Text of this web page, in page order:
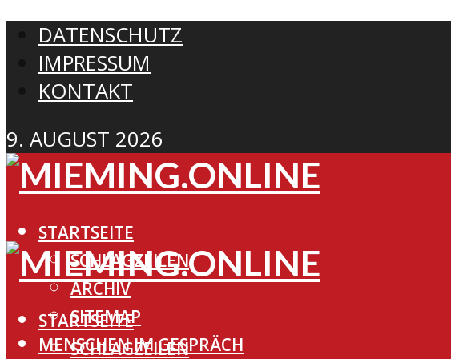
DATENSCHUTZ
IMPRESSUM
KONTAKT
9. AUGUST 2026
STARTSEITE
SCHLAGZEILEN
ARCHIV
SITEMAP
MENSCHEN IM GESPRÄCH
STARTSEITE
SCHLAGZEILEN